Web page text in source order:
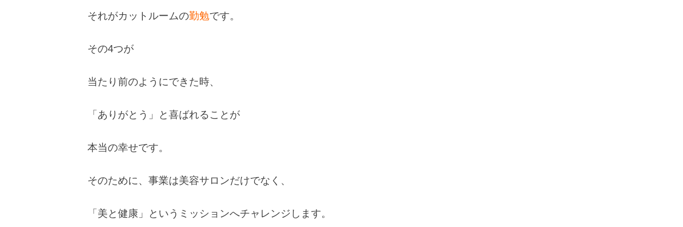
それがカットルームの勤勉です。
その4つが
当たり前のようにできた時、
「ありがとう」と喜ばれることが
本当の幸せです。
そのために、事業は美容サロンだけでなく、
「美と健康」というミッションへチャレンジします。